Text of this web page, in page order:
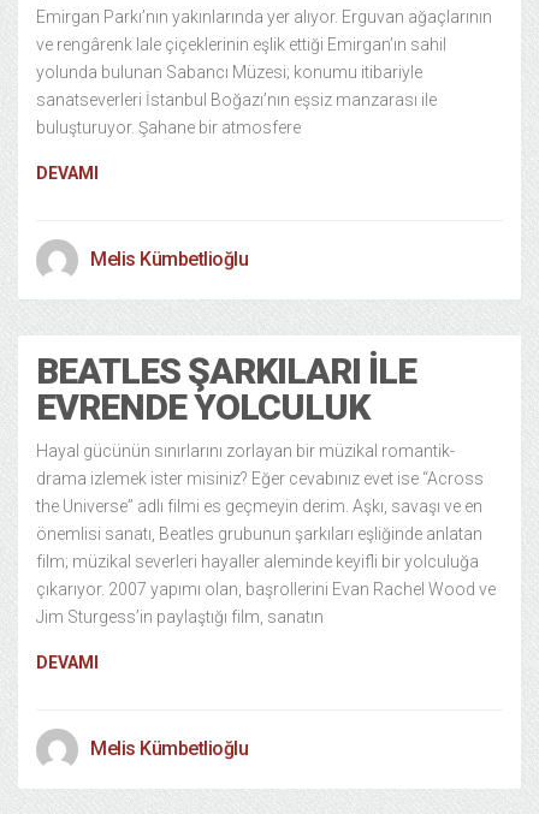
Emirgan Parkı’nın yakınlarında yer alıyor. Erguvan ağaçlarının
ve rengârenk lale çiçeklerinin eşlik ettiği Emirgan’ın sahil
yolunda bulunan Sabancı Müzesi; konumu itibariyle
sanatseverleri İstanbul Boğazı’nın eşsiz manzarası ile
buluşturuyor. Şahane bir atmosfere
DEVAMI
Melis Kümbetlioğlu
BEATLES ŞARKILARI ILE
EVRENDE YOLCULUK
Hayal gücünün sınırlarını zorlayan bir müzikal romantik-
drama izlemek ister misiniz? Eğer cevabınız evet ise “Across
the Universe” adlı filmi es geçmeyin derim. Aşkı, savaşı ve en
önemlisi sanatı, Beatles grubunun şarkıları eşliğinde anlatan
film; müzikal severleri hayaller aleminde keyifli bir yolculuğa
çıkarıyor. 2007 yapımı olan, başrollerini Evan Rachel Wood ve
Jim Sturgess’in paylaştığı film, sanatın
DEVAMI
Melis Kümbetlioğlu